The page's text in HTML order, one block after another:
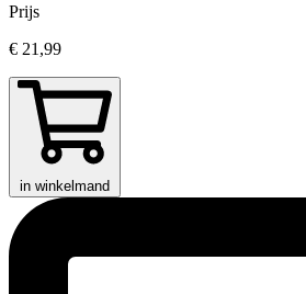
Prijs
€ 21,99
in winkelmand